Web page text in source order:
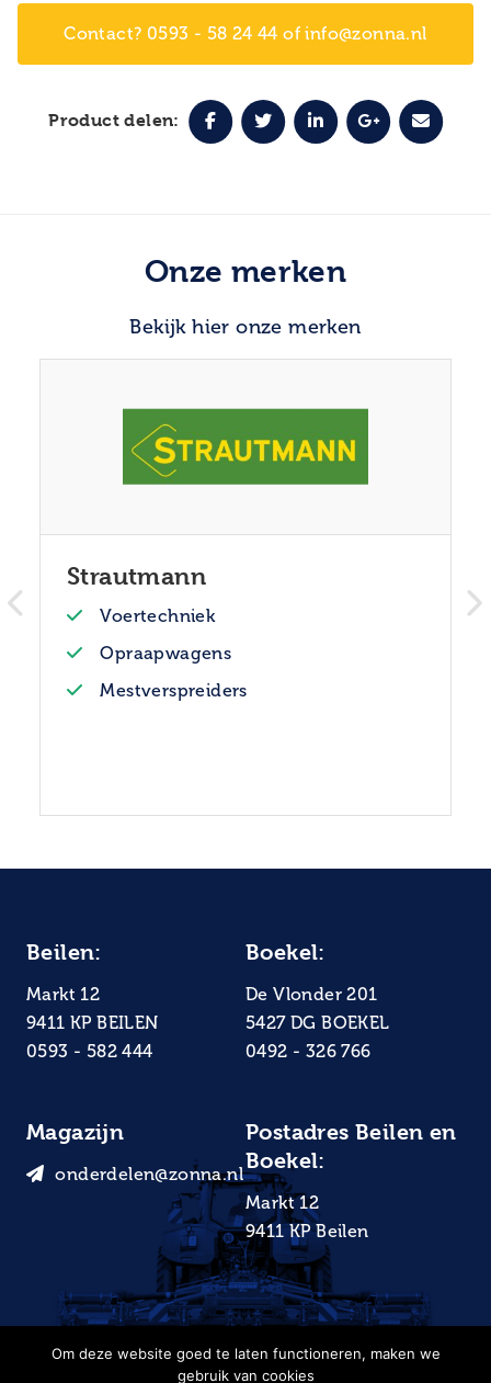
Contact? 0593 - 58 24 44 of info@zonna.nl
Product delen:
Onze merken
Bekijk hier onze merken
Strautmann
Voertechniek
Opraapwagens
Mestverspreiders
Beilen:
Markt 12
9411 KP BEILEN
0593 - 582 444
Boekel:
De Vlonder 201
5427 DG BOEKEL
0492 - 326 766
Magazijn
onderdelen@zonna.nl
Postadres Beilen en
Boekel:
Markt 12
9411 KP Beilen
Om deze website goed te laten functioneren, maken we
gebruik van cookies